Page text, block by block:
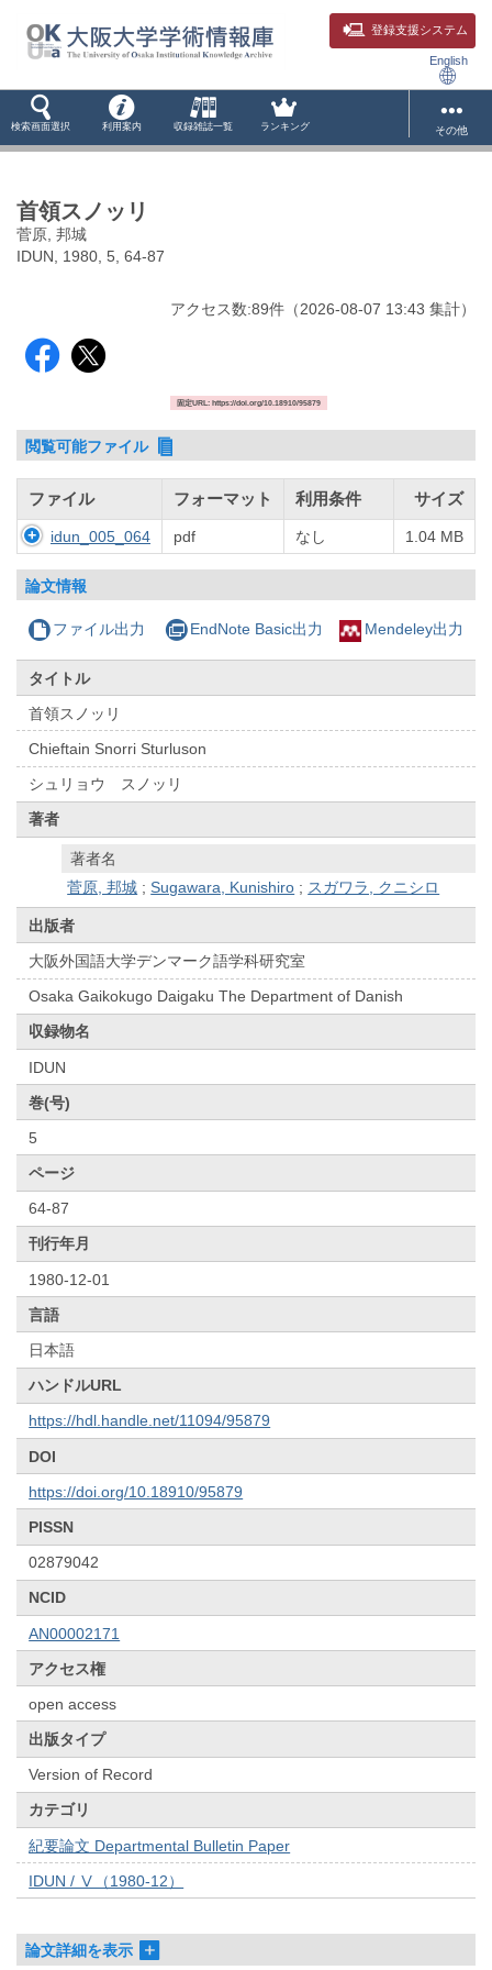
登録支援システム
English
検索画面選択 利用案内 収録雑誌一覧 ランキング その他
首領スノッリ
菅原, 邦城
IDUN, 1980, 5, 64-87
アクセス数:89件 （2026-08-07 13:43 集計）
固定URL: https://doi.org/10.18910/95879
閲覧可能ファイル
ファイル フォーマット 利用条件 サイズ
idun_005_064 pdf なし 1.04 MB
論文情報
ファイル出力 EndNote Basic出力 Mendeley出力
タイトル
首領スノッリ
Chieftain Snorri Sturluson
シュリョウ スノッリ
著者
著者名
菅原, 邦城 ;Sugawara, Kunishiro ; スガワラ, クニシロ
出版者
大阪外国語大学デンマーク語学科研究室
Osaka Gaikokugo Daigaku The Department of Danish
収録物名
IDUN
巻(号)
5
ページ
64-87
刊行年月
1980-12-01
言語
日本語
ハンドルURL
https://hdl.handle.net/11094/95879
DOI
https://doi.org/10.18910/95879
PISSN
02879042
NCID
AN00002171
アクセス権
open access
出版タイプ
Version of Record
カテゴリ
紀要論文 Departmental Bulletin Paper
IDUN / Ⅴ（1980-12）
論文詳細を表示